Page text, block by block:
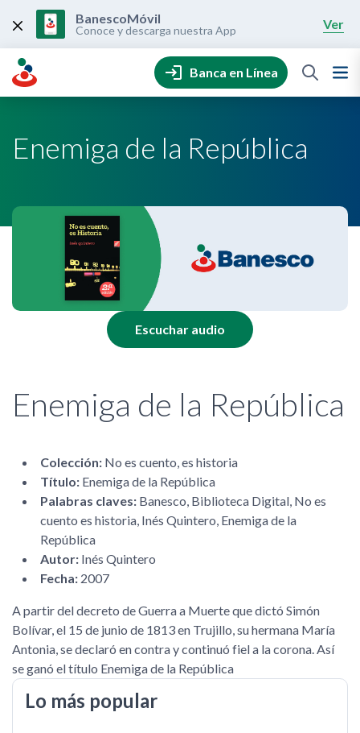
content
BanescoMóvil
Conoce y descarga nuestra App Ver
Banca en Línea
Enemiga de la República
Escuchar audio
Enemiga de la República
Colección: No es cuento, es historia
Título: Enemiga de la República
Palabras claves: Banesco, Biblioteca Digital, No es
cuento es historia, Inés Quintero, Enemiga de la
República
Autor: Inés Quintero
Fecha: 2007
A partir del decreto de Guerra a Muerte que dictó Simón
Bolívar, el 15 de junio de 1813 en Trujillo, su hermana María
Antonia, se declaró en contra y continuó fiel a la corona. Así
se ganó el título Enemiga de la República
Lo más popular